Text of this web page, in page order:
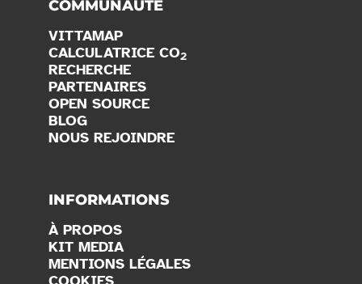
COMMUNAUTÉ
VITTAMAP
CALCULATRICE CO2
RECHERCHE
PARTENAIRES
OPEN SOURCE
BLOG
NOUS REJOINDRE
INFORMATIONS
À PROPOS
KIT MEDIA
MENTIONS LÉGALES